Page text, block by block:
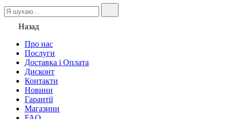
Назад
Про нас
Послуги
Доставка і Оплата
Дисконт
Контакти
Новини
Гарантії
Магазини